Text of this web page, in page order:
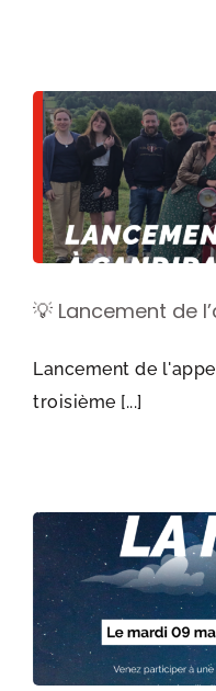
💡 Lancement de
Lancement de
troisième [...]